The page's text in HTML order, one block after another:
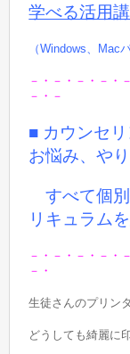
学べる活用講
（Windows、Mac
－・－・－・－・
－・－
■ カウンセ
お悩み、や
すべて個別
リキュラム
－・－・－・－・
－・
生徒さんのプリン
どうしても綺麗に